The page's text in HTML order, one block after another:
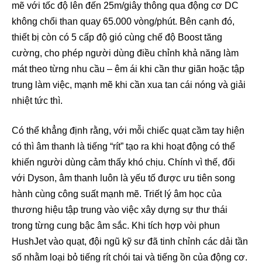
mẽ với tốc độ lên đến 25m/giây thông qua động cơ DC
không chổi than quay 65.000 vòng/phút. Bên cạnh đó,
thiết bị còn có 5 cấp độ gió cùng chế độ Boost tăng
cường, cho phép người dùng điều chỉnh khả năng làm
mát theo từng nhu cầu – êm ái khi cần thư giãn hoặc tập
trung làm việc, mạnh mẽ khi cần xua tan cái nóng và giải
nhiệt tức thì.
Có thể khẳng định rằng, với mỗi chiếc quạt cầm tay hiện
có thì âm thanh là tiếng “rít” tạo ra khi hoạt động có thể
khiến người dùng cảm thấy khó chịu. Chính vì thế, đối
với Dyson, âm thanh luôn là yếu tố được ưu tiên song
hành cùng công suất mạnh mẽ. Triết lý âm học của
thương hiệu tập trung vào việc xây dựng sự thư thái
trong từng cung bậc âm sắc. Khi tích hợp vòi phun
HushJet vào quạt, đội ngũ kỹ sư đã tinh chỉnh các dải tần
số nhằm loại bỏ tiếng rít chói tai và tiếng ồn của động cơ.